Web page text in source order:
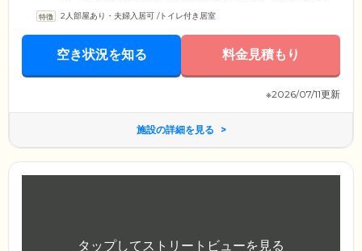
がお住まいになる居室は、プライバシーに配慮した個室をご用意。各居
理や、お茶を沸かす際にご利用ください。また、各居室にはエアコンを
設置しているので、1年中快適な気温でお過ごしいただけます。
2人部屋あり・夫婦入居可 /トイレ付き居室
空き状況を知る 料金見積もり
※2026/07/11更新
施設の詳細を見る